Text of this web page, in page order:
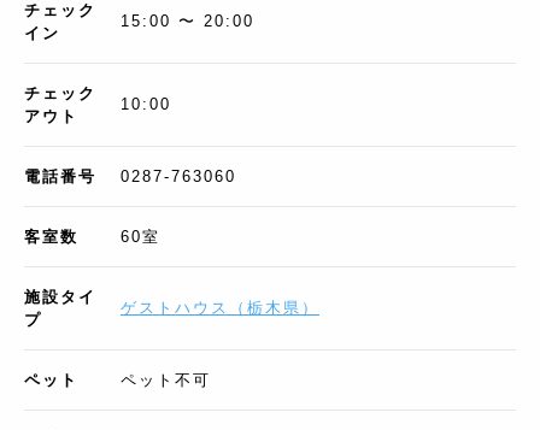
チェック
イン
15:00 〜 20:00
チェック
アウト
10:00
電話番号 0287-763060
客室数 60室
施設タイ
プ
ゲストハウス （ 栃木県 ）
ペット ペット不可